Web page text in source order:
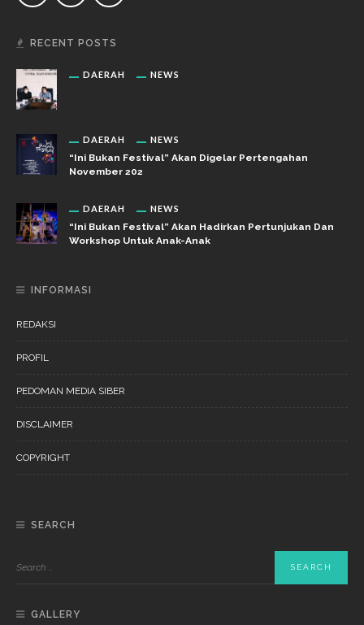
RECENT POSTS
DAERAH NEWS
DAERAH NEWS
“Ini Bukan Festival” Akan Digelar Pertengahan
November 202
DAERAH NEWS
“Ini Bukan Festival” Akan Hadirkan Pertunjukan Dan
Workshop Untuk Anak-Anak
INFORMASI
REDAKSI
PROFIL
PEDOMAN MEDIA SIBER
DISCLAIMER
COPYRIGHT
SEARCH
GALLERY